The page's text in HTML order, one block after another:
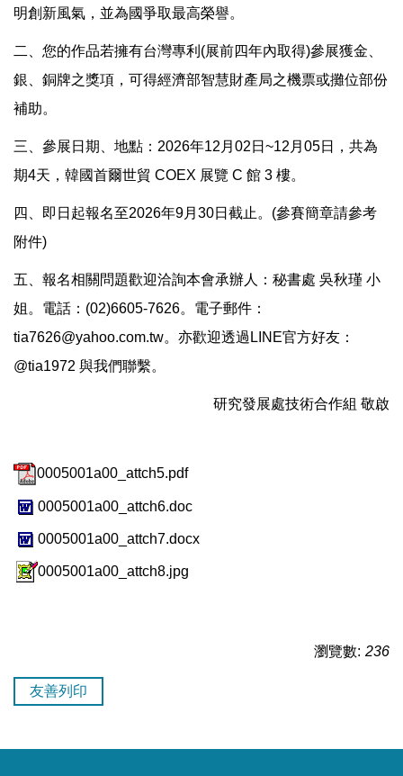
明創新風氣，並為國爭取最高榮譽。
二、您的作品若擁有台灣專利(展前四年內取得)參展獲金、
銀、銅牌之獎項，可得經濟部智慧財產局之機票或攤位部份
補助。
三、參展日期、地點：2026年12月02日~12月05日，共為
期4天，韓國首爾世貿 COEX 展覽 C 館 3 樓。
四、即日起報名至2026年9月30日截止。(參賽簡章請參考
附件)
五、報名相關問題歡迎洽詢本會承辦人：秘書處 吳秋瑾 小
姐。電話：(02)6605-7626。電子郵件：
tia7626@yahoo.com.tw。亦歡迎透過LINE官方好友：
@tia1972 與我們聯繫。
研究發展處技術合作組 敬啟
0005001a00_attch5.pdf
0005001a00_attch6.doc
0005001a00_attch7.docx
0005001a00_attch8.jpg
瀏覽數: 236
友善列印